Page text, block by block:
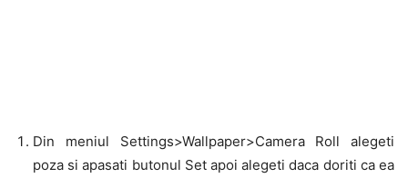
Din meniul Settings>Wallpaper>Camera Roll alegeti
poza si apasati butonul Set apoi alegeti daca doriti ca ea